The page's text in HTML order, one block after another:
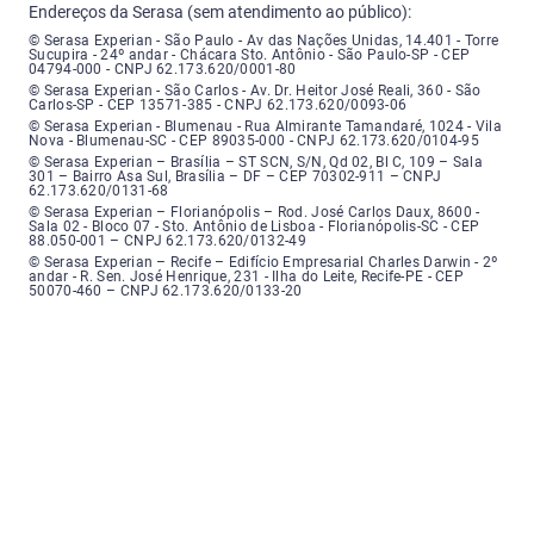
Endereços da Serasa (sem atendimento ao público):
Serasa Experian - São Paulo - Endereço: Avenida das Nações Unidas,
© Serasa Experian - São Paulo - Av das Nações Unidas, 14.401 - Torre
Sucupira - 24º andar - Chácara Sto. Antônio - São Paulo-SP - CEP
04794-000 - CNPJ 62.173.620/0001-80
Serasa Experian - São Carlos - Endereço: Avenida Doutor Heitor José
© Serasa Experian - São Carlos - Av. Dr. Heitor José Reali, 360 - São
Carlos-SP - CEP 13571-385 - CNPJ 62.173.620/0093-06
Serasa Experian - Blumenau - Endereço: Rua Almirante Tamandaré,
© Serasa Experian - Blumenau - Rua Almirante Tamandaré, 1024 - Vila
Nova - Blumenau-SC - CEP 89035-000 - CNPJ 62.173.620/0104-95
Serasa Experian - Brasília, Endereço: Setor Comercial Norte, sem
© Serasa Experian – Brasília – ST SCN, S/N, Qd 02, Bl C, 109 – Sala
301 – Bairro Asa Sul, Brasília – DF – CEP 70302-911 – CNPJ
62.173.620/0131-68
Serasa Experian - Florianópolis, Endereço: Rodovia José Carlos, número
© Serasa Experian – Florianópolis – Rod. José Carlos Daux, 8600 -
Sala 02 - Bloco 07 - Sto. Antônio de Lisboa - Florianópolis-SC - CEP
88.050-001 – CNPJ 62.173.620/0132-49
Serasa Experian - Recife, Endereço: Edifício Empresarial Charles Darwin,
© Serasa Experian – Recife – Edifício Empresarial Charles Darwin - 2º
andar - R. Sen. José Henrique, 231 - Ilha do Leite, Recife-PE - CEP
50070-460 – CNPJ 62.173.620/0133-20